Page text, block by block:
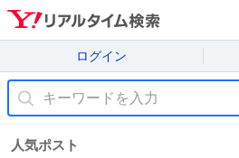
ログイン
人気ポスト